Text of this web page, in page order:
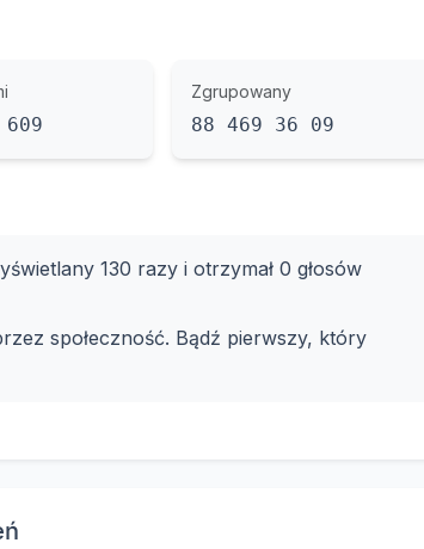
Zgrupowany
88 469 36 09
130 razy i otrzymał 0 głosów
społeczność. Bądź pierwszy, który